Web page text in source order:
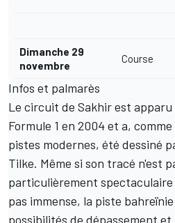
Dimanche 29
novembre
Course
Infos et palmarès
Le circuit de Sakhir est
Formule 1 en 2004 et a,
pistes modernes, été dessiné
Tilke. Même si son tracé n'est
particulièrement
pas immense, la piste
possibilités de dépassement